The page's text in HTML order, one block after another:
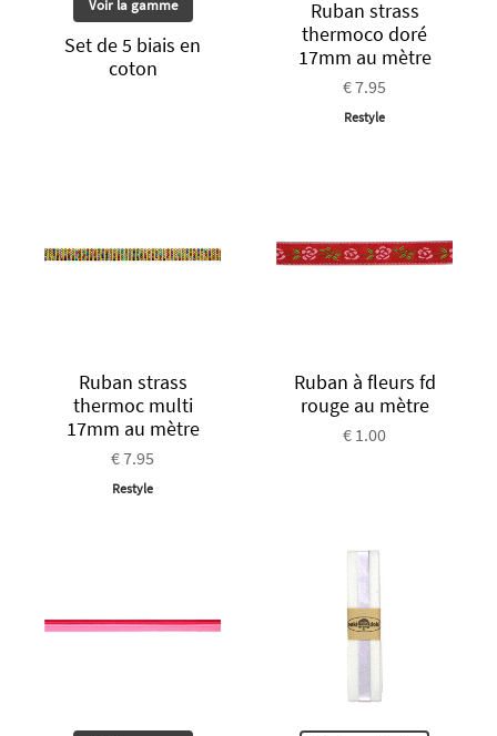
Voir la gamme
Set de 5 biais en
coton
Ruban strass
thermoco doré
17mm au mètre
€ 7.95
Restyle
Ruban strass
thermoc multi
17mm au mètre
€ 7.95
Restyle
Ruban à fleurs fd
rouge au mètre
€ 1.00